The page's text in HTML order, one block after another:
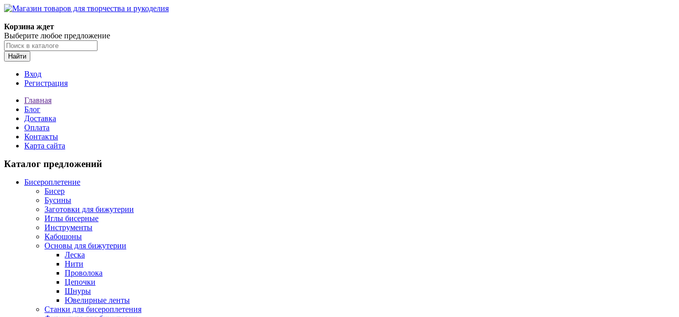
Корзина ждет
Выберите любое предложение
Найти
Вход
Регистрация
Главная
Блог
Доставка
Оплата
Контакты
Карта сайта
Каталог предложений
Бисероплетение
Бисер
Бусины
Заготовки для бижутерии
Иглы бисерные
Инструменты
Кабошоны
Основы для бижутерии
Леска
Нити
Проволока
Цепочки
Шнуры
Ювелирные ленты
Станки для бисероплетения